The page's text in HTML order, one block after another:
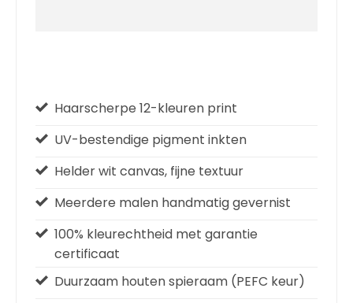
Haarscherpe 12-kleuren print
UV-bestendige pigment inkten
Helder wit canvas, fijne textuur
Meerdere malen handmatig gevernist
100% kleurechtheid met garantie
certificaat
Duurzaam houten spieraam (PEFC keur)